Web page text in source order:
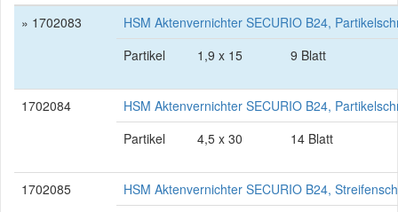
» 1702083
HSM Aktenvernichter SECURIO B24,
Partikel
1,9 x 15 9 Blatt
1702084
HSM Aktenvernichter SECURIO B24,
Partikel
4,5 x 30 14 Blatt
1702085
HSM Aktenvernichter SECURIO B24,